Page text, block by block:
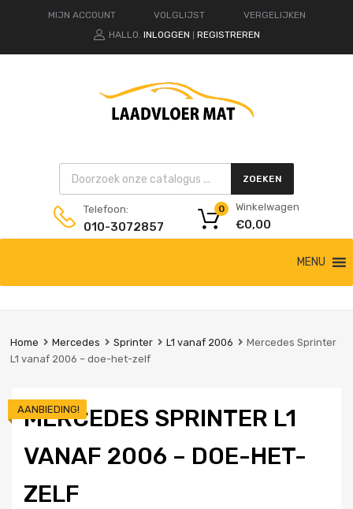
MIJN ACCOUNT VOLGLIJST
VERGELIJKEN
HALLO. INLOGGEN REGISTREREN
Products search ZOEKEN
Telefoon:
010-3072857
Winkelwagen
€0,00
0
de
MENU
Home Mercedes Sprinter L1 vanaf 2006
Mercedes Sprinter
L1 vanaf 2006 – doe-het-zelf
MERCEDES SPRINTER L1
VANAF 2006 – DOE-HET-
ZELF
AANBIEDING!